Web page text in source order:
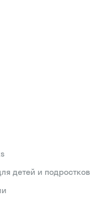
детей и подростков